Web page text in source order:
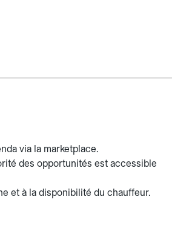
via la marketplace.
des opportunités est accessible
et à la disponibilité du chauffeur.